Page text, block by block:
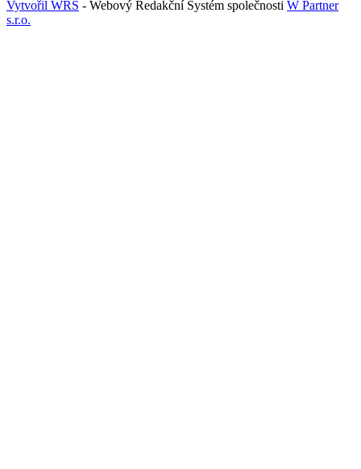
Vytvořil WRS - Webový Redakční Systém společnosti W Partner
s.r.o.